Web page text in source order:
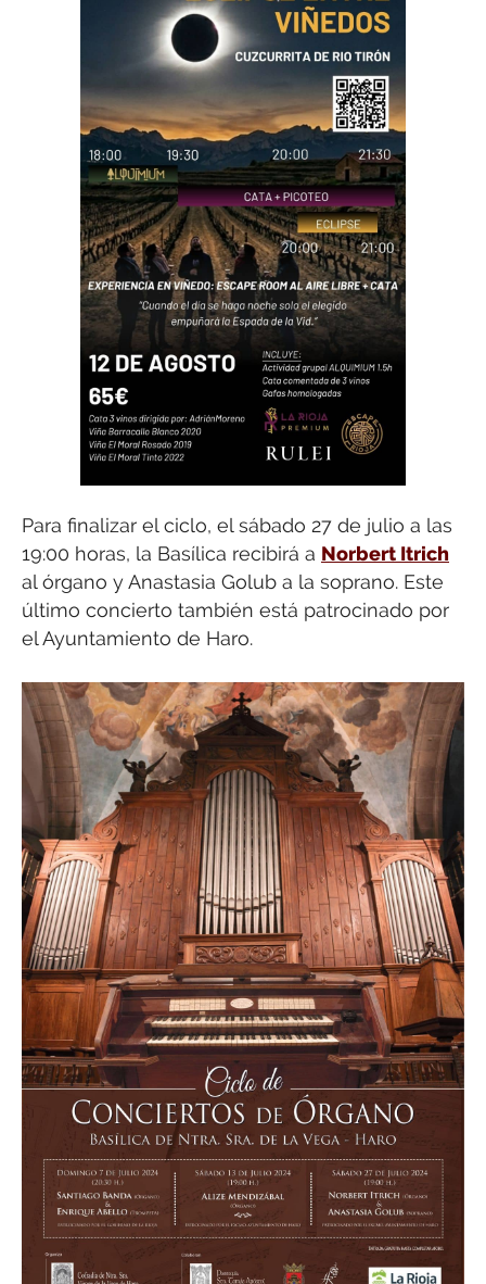
Para finalizar el ciclo, el sábado 27 de julio a las
19:00 horas, la Basílica recibirá a Norbert Itrich
al órgano y Anastasia Golub a la soprano. Este
último concierto también está patrocinado por
el Ayuntamiento de Haro.